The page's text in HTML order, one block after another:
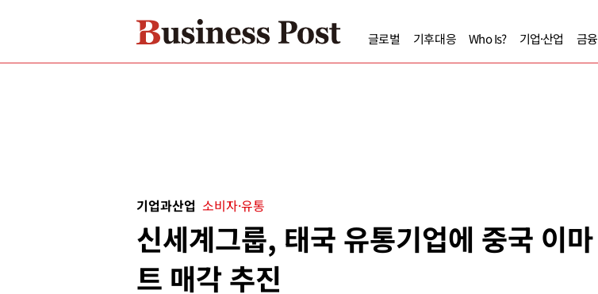
글로벌 기후대응 Who Is? 기업·산업 금융
기업과산업 소비자·유통
신세계그룹, 태국 유통기업에 중국 이마
트 매각 추진